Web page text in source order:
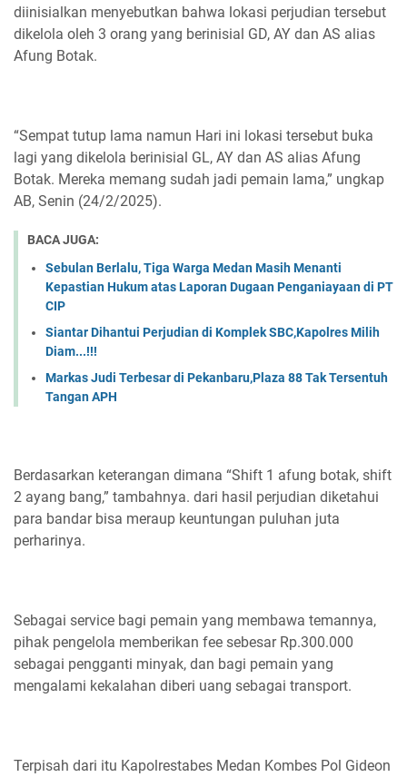
diinisialkan menyebutkan bahwa lokasi perjudian tersebut
dikelola oleh 3 orang yang berinisial GD, AY dan AS alias
Afung Botak.
“Sempat tutup lama namun Hari ini lokasi tersebut buka
lagi yang dikelola berinisial GL, AY dan AS alias Afung
Botak. Mereka memang sudah jadi pemain lama,” ungkap
AB, Senin (24/2/2025).
BACA JUGA:
Sebulan Berlalu, Tiga Warga Medan Masih Menanti
Kepastian Hukum atas Laporan Dugaan Penganiayaan di PT
CIP
Siantar Dihantui Perjudian di Komplek SBC,Kapolres Milih
Diam...!!!
Markas Judi Terbesar di Pekanbaru,Plaza 88 Tak Tersentuh
Tangan APH
Berdasarkan keterangan dimana “Shift 1 afung botak, shift
2 ayang bang,” tambahnya. dari hasil perjudian diketahui
para bandar bisa meraup keuntungan puluhan juta
perharinya.
Sebagai service bagi pemain yang membawa temannya,
pihak pengelola memberikan fee sebesar Rp.300.000
sebagai pengganti minyak, dan bagi pemain yang
mengalami kekalahan diberi uang sebagai transport.
Terpisah dari itu Kapolrestabes Medan Kombes Pol Gideon